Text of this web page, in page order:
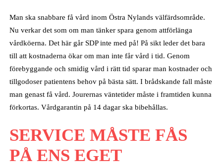
Man ska snabbare få vård inom Östra Nylands välfärdsområde.
Nu verkar det som om man tänker spara genom attförlänga
vårdköerna. Det här går SDP inte med på! På sikt leder det bara
till att kostnaderna ökar om man inte får vård i tid. Genom
förebyggande och smidig vård i rätt tid sparar man kostnader och
tillgodoser patientens behov på bästa sätt. I brådskande fall måste
man genast få vård. Jourernas väntetider måste i framtiden kunna
förkortas. Vårdgarantin på 14 dagar ska bibehållas.
SERVICE MÅSTE FÅS
PÅ ENS EGET